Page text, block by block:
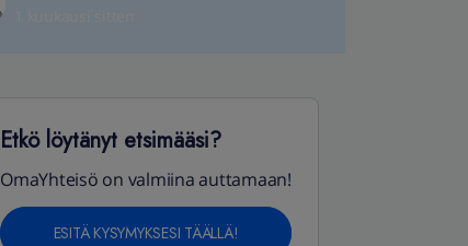
Etkö löytänyt etsimääsi?
OmaYhteisö on valmiina auttamaan!
ESITÄ KYSYMYKSESI TÄÄLLÄ!